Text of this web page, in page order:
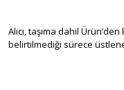
Alıcı, taşıma dahil
belirtilmediği sürece